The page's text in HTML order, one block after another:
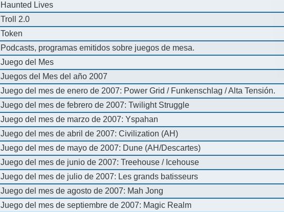
Haunted Lives
Troll 2.0
Token
Podcasts, programas emitidos sobre juegos de mesa.
Juego del Mes
Juegos del Mes del año 2007
Juego del mes de enero de 2007: Power Grid / Funkenschlag / Alta Tensión.
Juego del mes de febrero de 2007: Twilight Struggle
Juego del mes de marzo de 2007: Yspahan
Juego del mes de abril de 2007: Civilization (AH)
Juego del mes de mayo de 2007: Dune (AH/Descartes)
Juego del mes de junio de 2007: Treehouse / Icehouse
Juego del mes de julio de 2007: Les grands batisseurs
Juego del mes de agosto de 2007: Mah Jong
Juego del mes de septiembre de 2007: Magic Realm